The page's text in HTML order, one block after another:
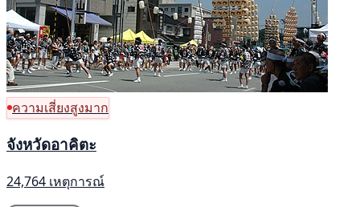
ความเสี่ยงสูงมาก
จังหวัดอาคิตะ
24,764 เหตุการณ์